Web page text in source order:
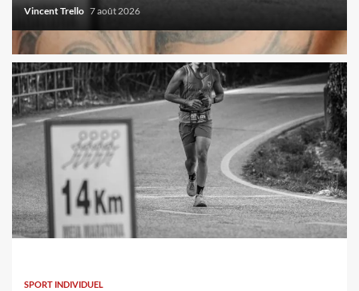
Vincent Trello 7 août 2026
SPORT INDIVIDUEL